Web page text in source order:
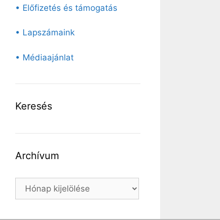
• Előfizetés és támogatás
• Lapszámaink
• Médiaajánlat
Keresés
Archívum
Archívum